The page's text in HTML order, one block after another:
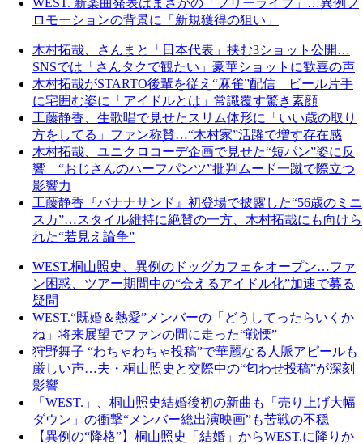
ロモーションの背景に「新規獲得の狙い」
木村拓哉、さんまと「日本代表」挟む3ショット公開…
SNSでは「さんタクで観たい」豪華ショットに歓喜の声
木村拓哉がSTARTO後輩を従え“麻雀”配信 ビール片手
に宅囲む姿に「アイドルとは」常識覆す驚き素顔
工藤静香、生歌唱で見せたスリム体形に「いい歳の取り
方をしてる」ファン称賛…“木村家”活躍で増す存在感
木村拓哉、ユニクロコーデ企画で見せた“短パン”姿に反
響 “おじさんのハーフパンツ”批判ムード一蹴で際立つ
影響力
工藤静香『バナナサンド』初登場で披露した“56歳のミニ
スカ”…スタイル維持に絶賛の一方、木村拓哉にも向けら
れた“若見え論争”
WEST.桐山照史、異例のドッグカフェをオープン…ファ
ン困惑、ツアー期間中の“会えるアイドル化”加速で募る
疑問
WEST.“既婚＆熱愛”メンバーの「どうしてったらいくか
ね」将来展望でファンの間に走った“戦慄”
狩野舞子 “わちゃわちゃ投稿”で華麗なる人脈アピールも
厳しい声…夫・桐山照史と交際中の“匂わせ投稿”が深刻
影響
「WEST.」、桐山照史結婚後初の新曲も「売り上げ大幅
ダウン」の衝撃“メンバー総出演映画”も苦戦の不穏
【異例の“降格”】桐山照史「結婚」からWEST.に降りか